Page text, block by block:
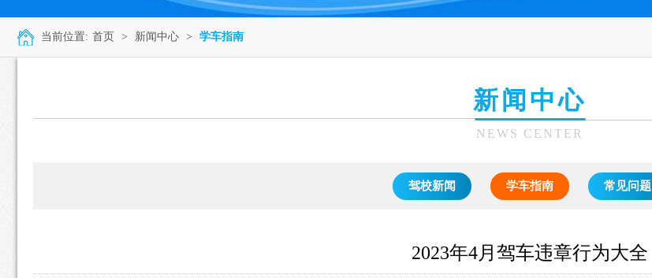
当前位置: 首页 > 新闻中心 > 学车指南
新闻中心
NEWS CENTER
驾校新闻 学车指南 常见问题
2023年4月驾车违章行为大全